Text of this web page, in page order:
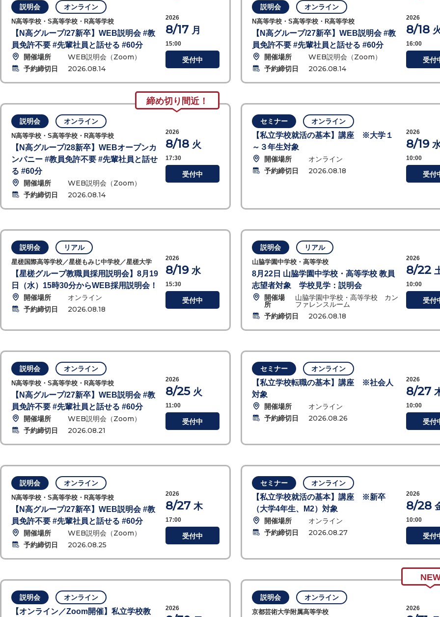
説明会 オンライン
N高等学校・S高等学校・R高等学校
【N高グループ/27新卒】WEB説明会 #教
員免許不要 #先輩社員と話せる #60分
開催場所
WEB説明会（Zoom）
予約締切日
2026.08.14
2026
8/17 月
15:00
受付中
説明会 オンライン
N高等学校・S高等学校・R高等学校
【N高グループ/27新卒】WEB説明会 #教
員免許不要 #先輩社員と話せる #60分
開催場所
WEB説明会（Zoom）
予約締切日
2026.08.14
2026
8/18
16:00
受付
締め切り間近！
説明会 オンライン
N高等学校・S高等学校・R高等学校
【N高グループ/28新卒】WEBオープンカ
ンパニー #教員免許不要 #先輩社員と話せ
る #60分
開催場所
WEB説明会（Zoom）
予約締切日
2026.08.14
2026
8/18 火
17:30
受付中
セミナー オンライン
【私立学校就活の基本】講座 ※大学１
～３年生対象
開催場所
オンライン
予約締切日
2026.08.18
2026
8/19
10:00
受付
説明会 リアル
星槎国際高等学校／星槎もみじ中学校／星槎大学
【星槎グループ教職員採用説明会】8月19
日（水）15時30分からWEB採用説明会！
開催場所
オンライン
予約締切日
2026.08.18
2026
8/19 水
15:30
受付中
説明会 リアル
山脇学園中学校・高等学校
8月22日 山脇学園中学校・高等学校 教員
志望者対象 学校見学：説明会
開催場
所
山脇学園中学校・高等学校 カン
ファレンスルーム
予約締切日
2026.08.18
2026
8/22
10:00
受付
説明会 オンライン
N高等学校・S高等学校・R高等学校
【N高グループ/27新卒】WEB説明会 #教
員免許不要 #先輩社員と話せる #60分
開催場所
WEB説明会（Zoom）
予約締切日
2026.08.21
2026
8/25 火
11:00
受付中
セミナー オンライン
【私立学校転職の基本】講座 ※社会人
対象
開催場所
オンライン
予約締切日
2026.08.26
2026
8/27
10:00
受付
説明会 オンライン
N高等学校・S高等学校・R高等学校
【N高グループ/27新卒】WEB説明会 #教
員免許不要 #先輩社員と話せる #60分
開催場所
WEB説明会（Zoom）
予約締切日
2026.08.25
2026
8/27 木
17:00
受付中
セミナー オンライン
【私立学校就活の基本】講座 ※新卒
（大学4年生、M2）対象
開催場所
オンライン
予約締切日
2026.08.27
2026
8/28
10:00
受付
説明会 オンライン
【オンライン／Zoom開催】私立学校教 2026
説明会 オンライン
京都芸術大学附属高等学校 2026